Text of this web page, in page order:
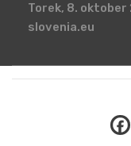
Torek, 8. oktober
slovenia.eu